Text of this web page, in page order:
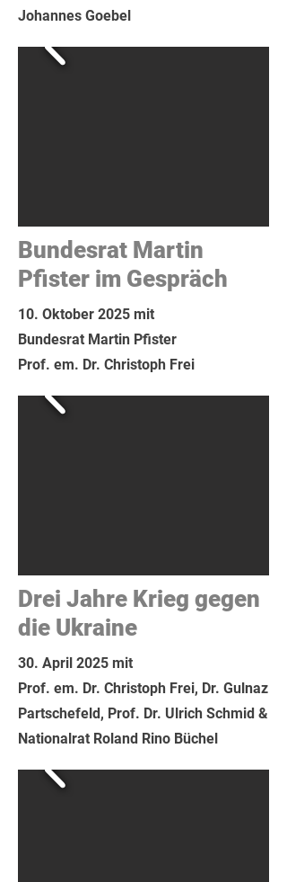
Johannes Goebel
Bundesrat Martin
Pfister im Gespräch
10. Oktober 2025 mit
Bundesrat Martin Pfister
Prof. em. Dr. Christoph Frei
Drei Jahre Krieg gegen
die Ukraine
30. April 2025 mit
Prof. em. Dr. Christoph Frei, Dr. Gulnaz
Partschefeld, Prof. Dr. Ulrich Schmid &
Nationalrat Roland Rino Büchel